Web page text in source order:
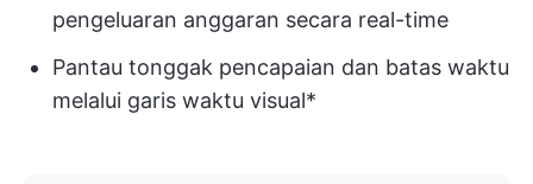
pengeluaran anggaran secara real-time
Pantau tonggak pencapaian dan batas waktu
melalui garis waktu visual*